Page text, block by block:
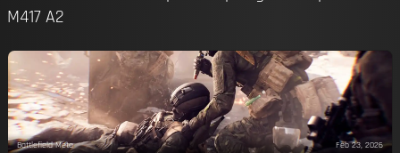
M417 A2
Battlefield Meta Feb 23, 2026